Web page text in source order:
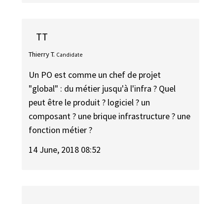
TT
Thierry T. Candidate
Un PO est comme un chef de projet
"global" : du métier jusqu'à l'infra ? Quel
peut être le produit ? logiciel ? un
composant ? une brique infrastructure ? une
fonction métier ?
14 June, 2018 08:52